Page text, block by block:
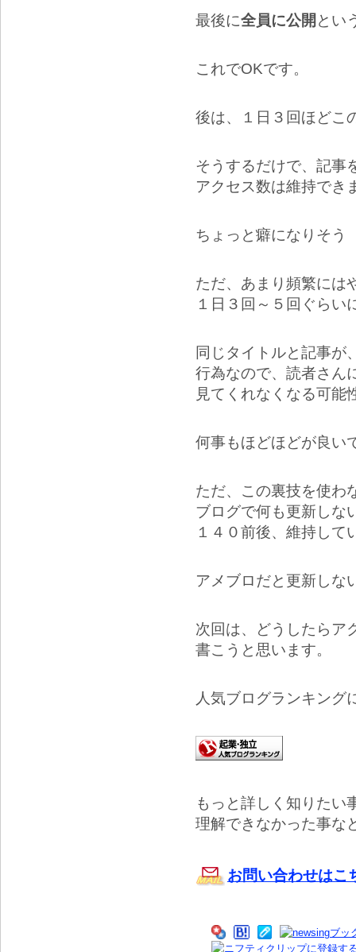
最後に全員に公開 とい
これでOKです。
後は、１日３回ほどこ
そうするだけで、記事
アクセス数は維持でき
ちょっと癖になりそう
ただ、あまり頻繁には
１日３回～５回ぐらい
同じタイトルと記事が
行為なので、読者さん
見てくれなくなる可能
何事もほどほどが良い
ただ、この裏技を使わ
ブログで何も更新しな
１４０前後、維持して
アメブロだと更新しな
次回は、どうしたらア
書こうと思います。
人気ブログランキング
もっと詳しく知りたい
理解できなかった事な
お問い合わせはこ